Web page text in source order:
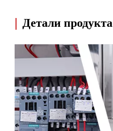
| Детали продукта